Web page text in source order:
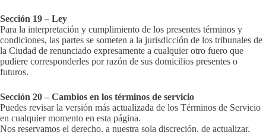
Sección 19 – Ley
Para la interpretación y cumplimiento de los presentes términos y
condiciones, las partes se someten a la jurisdicción de los tribunales de
la Ciudad de renunciado expresamente a cualquier otro fuero que
pudiere corresponderles por razón de sus domicilios presentes o
futuros.
Sección 20 – Cambios en los términos de servicio
Puedes revisar la versión más actualizada de los Términos de Servicio
en cualquier momento en esta página.
Nos reservamos el derecho, a nuestra sola discreción, de actualizar,